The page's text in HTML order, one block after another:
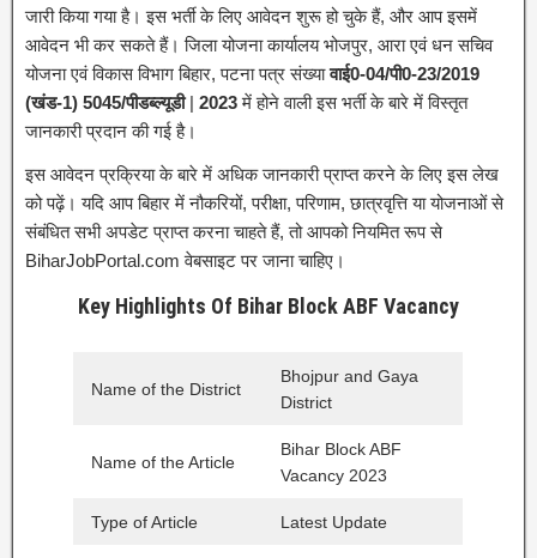
जारी किया गया है। इस भर्ती के लिए आवेदन शुरू हो चुके हैं, और आप इसमें
आवेदन भी कर सकते हैं। जिला योजना कार्यालय भोजपुर, आरा एवं धन सचिव
योजना एवं विकास विभाग बिहार, पटना पत्र संख्यावाई0-04/पी0-23/2019
(खंड-1) 5045/पीडब्ल्यूडी| 2023में होने वाली इस भर्ती के बारे में विस्तृत
जानकारी प्रदान की गई है।
इस आवेदन प्रक्रिया के बारे में अधिक जानकारी प्राप्त करने के लिए इस लेख
को पढ़ें। यदि आप बिहार में नौकरियों, परीक्षा, परिणाम, छात्रवृत्ति या योजनाओं से
संबंधित सभी अपडेट प्राप्त करना चाहते हैं, तो आपको नियमित रूप से
BiharJobPortal.com वेबसाइट पर जाना चाहिए।
Key Highlights Of Bihar Block ABF Vacancy
Name of the District
Bhojpur and Gaya
District
Name of the Article
Bihar Block ABF
Vacancy 2023
Type of Article Latest Update